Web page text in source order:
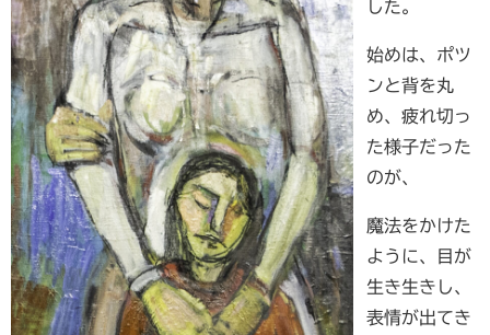
した。
始めは、ポツ
ンと背を丸
め、疲れ切っ
た様子だった
のが、
魔法をかけた
ように、目が
生き生きし、
表情が出てき